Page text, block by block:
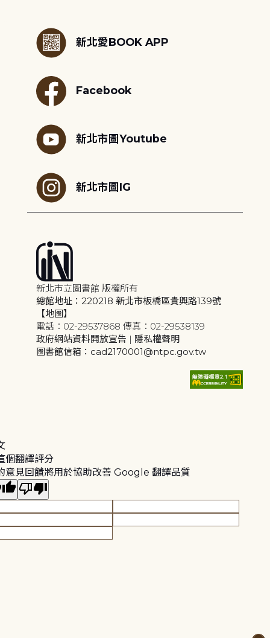
新北愛BOOK APP
Facebook
新北市圖Youtube
新北市圖IG
新北市立圖書館 版權所有
總館地址：220218 新北市板橋區貴興路139號
【地圖】
電話：02-29537868 傳真：02-29538139
政府網站資料開放宣告 | 隱私權聲明
圖書館信箱：cad2170001@ntpc.gov.tw
個翻譯評分
意見回饋將用於協助改善 Google 翻譯品質